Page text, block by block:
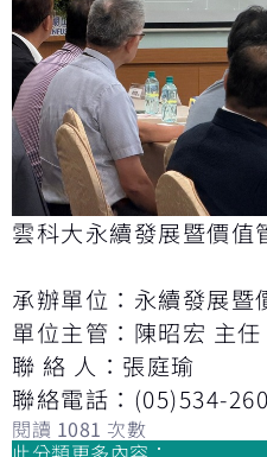
雲科大永續發展暨價值
承辦單位：永續發展暨
單位主管：陳昭宏 主
聯 絡 人：張庭瑜
聯絡電話：(05)534-
閱讀 1081 次數